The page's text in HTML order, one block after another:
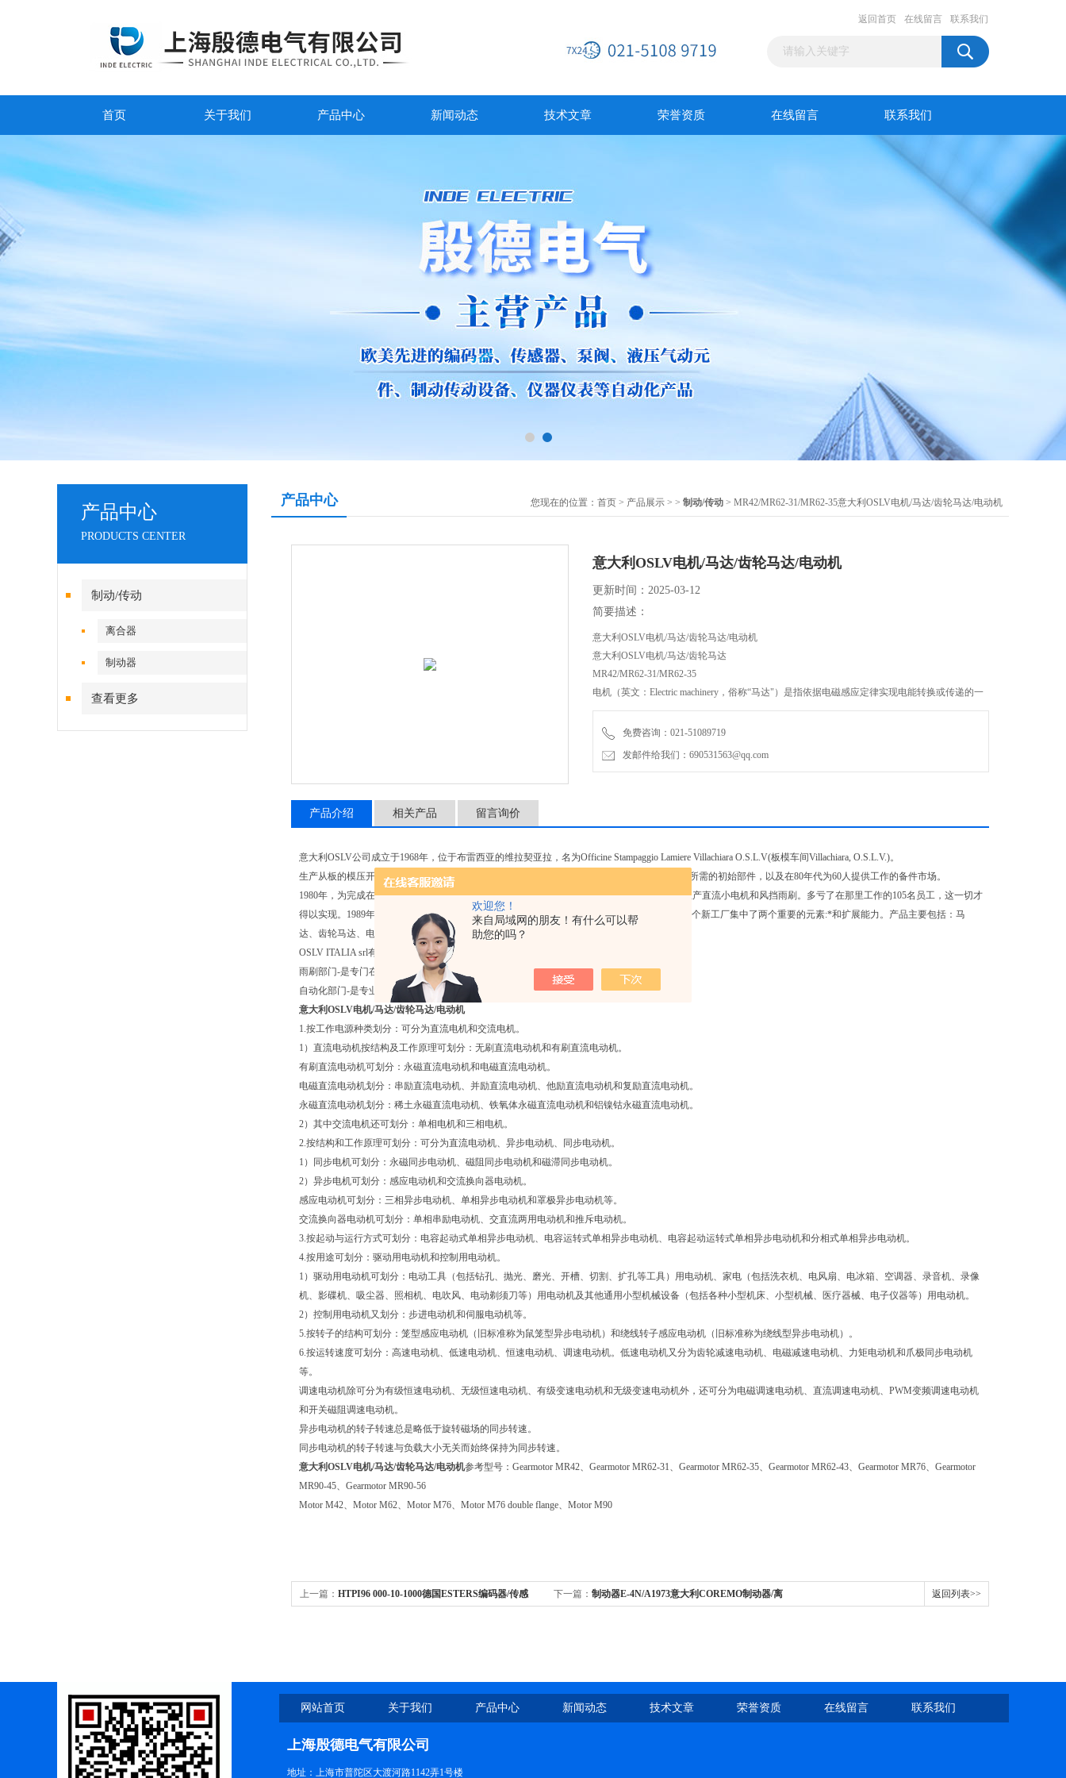
欢迎您！
来自局域网的朋友！有什么可以帮
助您的吗？
返回首页 在线留言 联系我们
首页 关于我们 产品中心 新闻动态 技术文章 荣誉资质 在线留言 联系我们
产品中心
PRODUCTS CENTER
制动/传动
离合器
制动器
查看更多
产品中心 您现在的位置： 首页 > 产品展示 > > 制动/传动 > MR42/MR62-31/MR62-35意大利OSLV电机/马达/齿轮马达/电动机
意大利OSLV电机/马达/齿轮马达/电动机
更新时间：2025-03-12
简要描述：
意大利OSLV电机/马达/齿轮马达/电动机
意大利OSLV电机/马达/齿轮马达
MR42/MR62-31/MR62-35
电机（英文：Electric machinery，俗称“马达"）是指依据电磁感应定律实现电能转换或传递的一
种电磁装置。
免费咨询：021-51089719
发邮件给我们：690531563@qq.com
产品介绍 相关产品 留言询价
意大利OSLV公司成立于1968年，位于布雷西亚的维拉契亚拉，名为Officine Stampaggio Lamiere Villachiara O.S.L.V(板模车间Villachiara, O.S.L.V.)。
生产从板的模压开始，一直到为汽车工业分配的挡风玻璃雨刷组件的装配，这些组件用于安装所需的初始部件，以及在80年代为60人提供工作的备件市场。
1980年，为完成在Villachiara工厂的设立，公司总部设在Teramo省的Roseto degli Abruzzi，专业生产直流小电机和风挡雨刷。多亏了在那里工作的105名员工，这一切才
得以实现。1989年，Villachiara的生产搬到了Roseto degli Abruzzi，更名为OSLV ITALIA S.r.l，这个新工厂集中了两个重要的元素:*和扩展能力。产品主要包括：马
达、齿轮马达、电动执行器、直流电机、齿轮电机等。
OSLV ITALIA srl有两个不同的内部生产部门:
雨刷部门-是专门在保护和实现完整的挡风玻璃雨刷系统。
自动化部门-是专业生产电机，齿轮电机和电动执行机构在直流电。
意大利OSLV电机/马达/齿轮马达/电动机
1.按工作电源种类划分：可分为直流电机和交流电机。
1）直流电动机按结构及工作原理可划分：无刷直流电动机和有刷直流电动机。
有刷直流电动机可划分：永磁直流电动机和电磁直流电动机。
电磁直流电动机划分：串励直流电动机、并励直流电动机、他励直流电动机和复励直流电动机。
永磁直流电动机划分：稀土永磁直流电动机、铁氧体永磁直流电动机和铝镍钴永磁直流电动机。
2）其中交流电机还可划分：单相电机和三相电机。
2.按结构和工作原理可划分：可分为直流电动机、异步电动机、同步电动机。
1）同步电机可划分：永磁同步电动机、磁阻同步电动机和磁滞同步电动机。
2）异步电机可划分：感应电动机和交流换向器电动机。
感应电动机可划分：三相异步电动机、单相异步电动机和罩极异步电动机等。
交流换向器电动机可划分：单相串励电动机、交直流两用电动机和推斥电动机。
3.按起动与运行方式可划分：电容起动式单相异步电动机、电容运转式单相异步电动机、电容起动运转式单相异步电动机和分相式单相异步电动机。
4.按用途可划分：驱动用电动机和控制用电动机。
1）驱动用电动机可划分：电动工具（包括钻孔、抛光、磨光、开槽、切割、扩孔等工具）用电动机、家电（包括洗衣机、电风扇、电冰箱、空调器、录音机、录像
机、影碟机、吸尘器、照相机、电吹风、电动剃须刀等）用电动机及其他通用小型机械设备（包括各种小型机床、小型机械、医疗器械、电子仪器等）用电动机。
2）控制用电动机又划分：步进电动机和伺服电动机等。
5.按转子的结构可划分：笼型感应电动机（旧标准称为鼠笼型异步电动机）和绕线转子感应电动机（旧标准称为绕线型异步电动机）。
6.按运转速度可划分：高速电动机、低速电动机、恒速电动机、调速电动机。低速电动机又分为齿轮减速电动机、电磁减速电动机、力矩电动机和爪极同步电动机
等。
调速电动机除可分为有级恒速电动机、无级恒速电动机、有级变速电动机和无级变速电动机外，还可分为电磁调速电动机、直流调速电动机、PWM变频调速电动机
和开关磁阻调速电动机。
异步电动机的转子转速总是略低于旋转磁场的同步转速。
同步电动机的转子转速与负载大小无关而始终保持为同步转速。
意大利OSLV电机/马达/齿轮马达/电动机参考型号：Gearmotor MR42、Gearmotor MR62-31、Gearmotor MR62-35、Gearmotor MR62-43、Gearmotor MR76、Gearmotor
MR90-45、Gearmotor MR90-56
Motor M42、Motor M62、Motor M76、Motor M76 double flange、Motor M90
上一篇： HTPI96 000-10-1000德国ESTERS编码器/传感 下一篇： 制动器E-4N/A1973意大利COREMO制动器/离 返回列表>>
网站首页 关于我们 产品中心 新闻动态 技术文章 荣誉资质 在线留言 联系我们
上海殷德电气有限公司
地址：上海市普陀区大渡河路1142弄1号楼